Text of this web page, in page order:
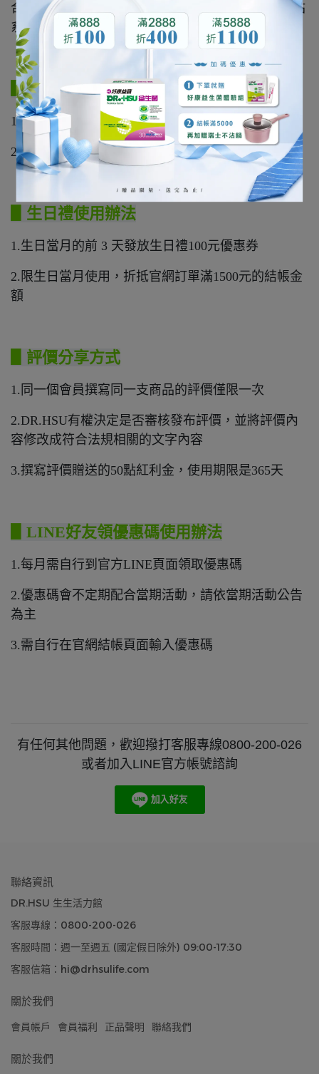
合併計算、轉讓。個別會員累積之紅利金以官方網站
系統資料庫為準。
▋初次入會註冊禮使用辦法
1. 贈送100元優惠券，使用期限90天
2. 贈送100點紅利金，沒有使用期限
▋生日禮使用辦法
1.生日當月的前 3 天發放生日禮100元優惠券
2.限生日當月使用，折抵官網訂單滿1500元的結帳金
額
▋評價分享方式
1.同一個會員撰寫同一支商品的評價僅限一次
2.DR.HSU有權決定是否審核發布評價，並將評價內
容修改成符合法規相關的文字內容
3.撰寫評價贈送的50點紅利金，使用期限是365天
▋LINE好友領優惠碼使用辦法
1.每月需自行到官方LINE頁面領取優惠碼
2.優惠碼會不定期配合當期活動，請依當期活動公告
為主
3.需自行在官網結帳頁面輸入優惠碼
有任何其他問題，歡迎撥打客服專線0800-200-026
或者加入LINE官方帳號諮詢
聯絡資訊
DR.HSU 生生活力館
客服專線：0800-200-026
客服時間：週一至週五 (國定假日除外) 09:00-17:30
客服信箱：hi@drhsulife.com
關於我們
會員帳戶 會員福利 正品聲明 聯絡我們
關於我們